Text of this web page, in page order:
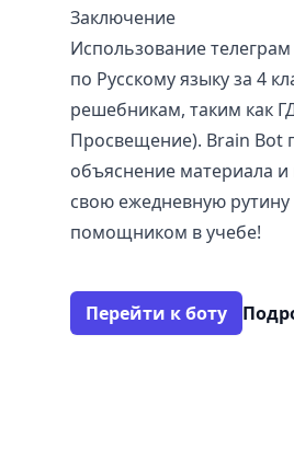
Заключение
Использование
по Русскому языку за 4
решебникам, таким как
Просвещение). Brain Bot
объяснение материала
свою ежедневную
помощником в учебе!
Перейти к боту